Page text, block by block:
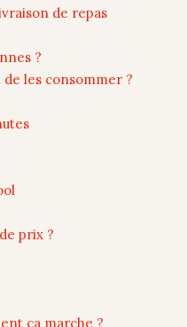
de repas
?
les consommer ?
prix ?
ça marche ?